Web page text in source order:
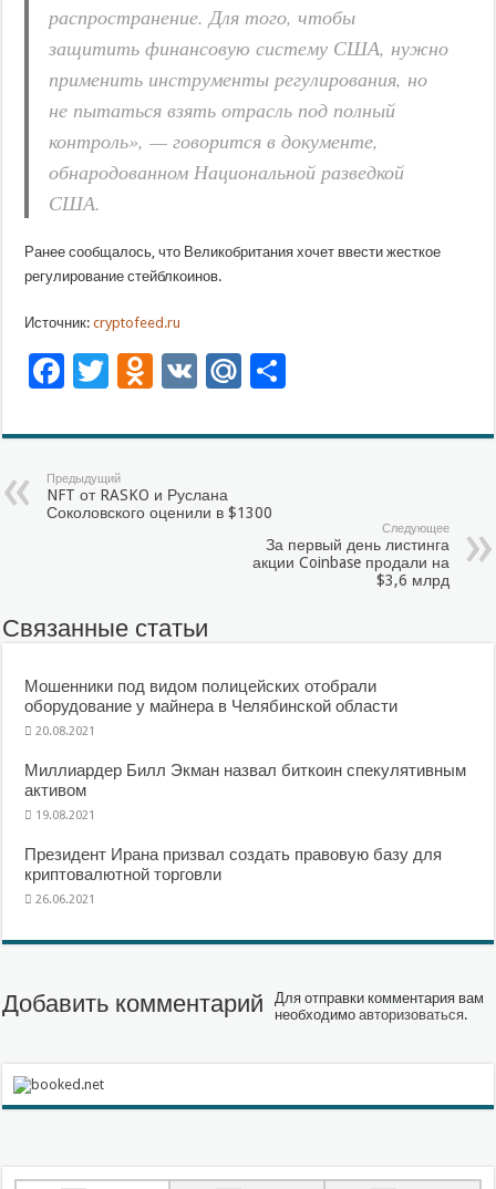
распространение. Для того, чтобы
защитить финансовую систему США, нужно
применить инструменты регулирования, но
не пытаться взять отрасль под полный
контроль», — говорится в документе,
обнародованном Национальной разведкой
США.
Ранее сообщалось, что Великобритания хочет ввести жесткое
регулирование стейблкоинов.
Источник: cryptofeed.ru
Facebook
Twitter
Odnoklassniki
VK Mail.Ru
Предыдущий
NFT от RASKO и Руслана
Соколовского оценили в $1300
Следующее
За первый день листинга
акции Coinbase продали на
$3,6 млрд
Связанные статьи
Мошенники под видом полицейских отобрали
оборудование у майнера в Челябинской области
20.08.2021
Миллиардер Билл Экман назвал биткоин спекулятивным
активом
19.08.2021
Президент Ирана призвал создать правовую базу для
криптовалютной торговли
26.06.2021
Добавить комментарий
Для отправки комментария вам
необходимоавторизоваться.